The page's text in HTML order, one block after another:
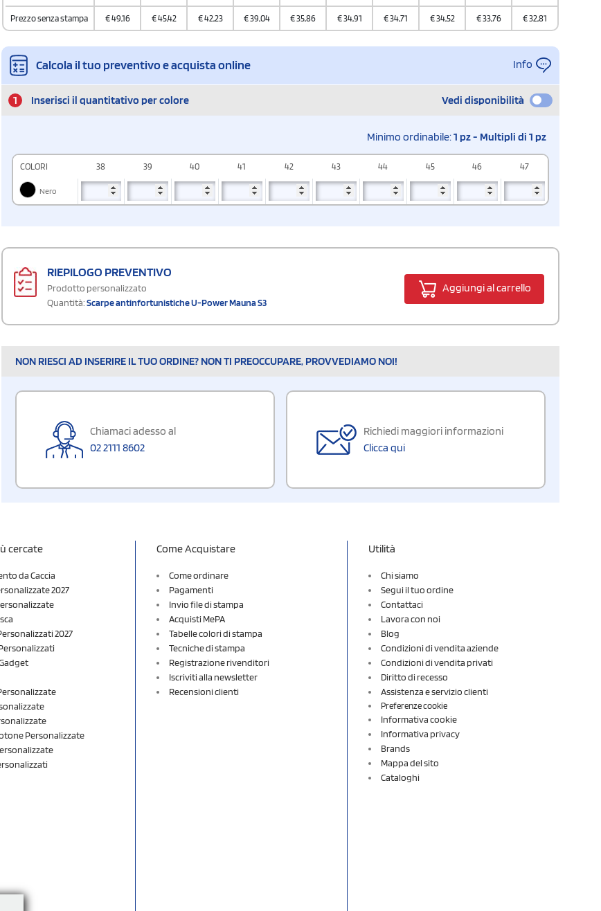
Prezzo senza stampa €49,16 €45,42 €42,23 €39,04 €35,86 €34,91 €34,71 €34,52 €33,76 €32,81
Calcola il tuo preventivo e acquista online Info
1 Inserisci il quantitativo per colore Vedi disponibilità
Minimo ordinabile:1 pz - Multipli di 1 pz
COLORI 38 39 40 41 42 43 44 45 46 47
Nero
RIEPILOGO PREVENTIVO
Prodotto personalizzato
Quantità:Scarpe antinfortunistiche U-Power Mauna S3
Aggiungi al carrello
NON RIESCI AD INSERIRE IL TUO ORDINE? NON TI PREOCCUPARE, PROVVEDIAMO NOI!
Chiamaci adesso al
02 2111 8602
Richiedi maggiori informazioni
Clicca qui
cercate
da Caccia
2027
2027
Personalizzate
Come Acquistare
Come ordinare
Pagamenti
Invio file di stampa
Acquisti MePA
Tabelle colori di stampa
Tecniche di stampa
Registrazione rivenditori
Iscriviti alla newsletter
Recensioni clienti
Utilità
Chi siamo
Segui il tuo ordine
Contattaci
Lavora con noi
Blog
Condizioni di vendita aziende
Condizioni di vendita privati
Diritto di recesso
Assistenza e servizio clienti
Preferenze cookie
Informativa cookie
Informativa privacy
Brands
Mappa del sito
Cataloghi